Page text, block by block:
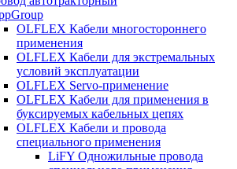
OLFLEX Кабели многостороннего
применения
OLFLEX Кабели для экстремальных
условий эксплуатации
OLFLEX Servo-применение
OLFLEX Кабели для применения в
буксируемых кабельных цепях
OLFLEX Кабели и провода
специального применения
LiFY Одножильные провода